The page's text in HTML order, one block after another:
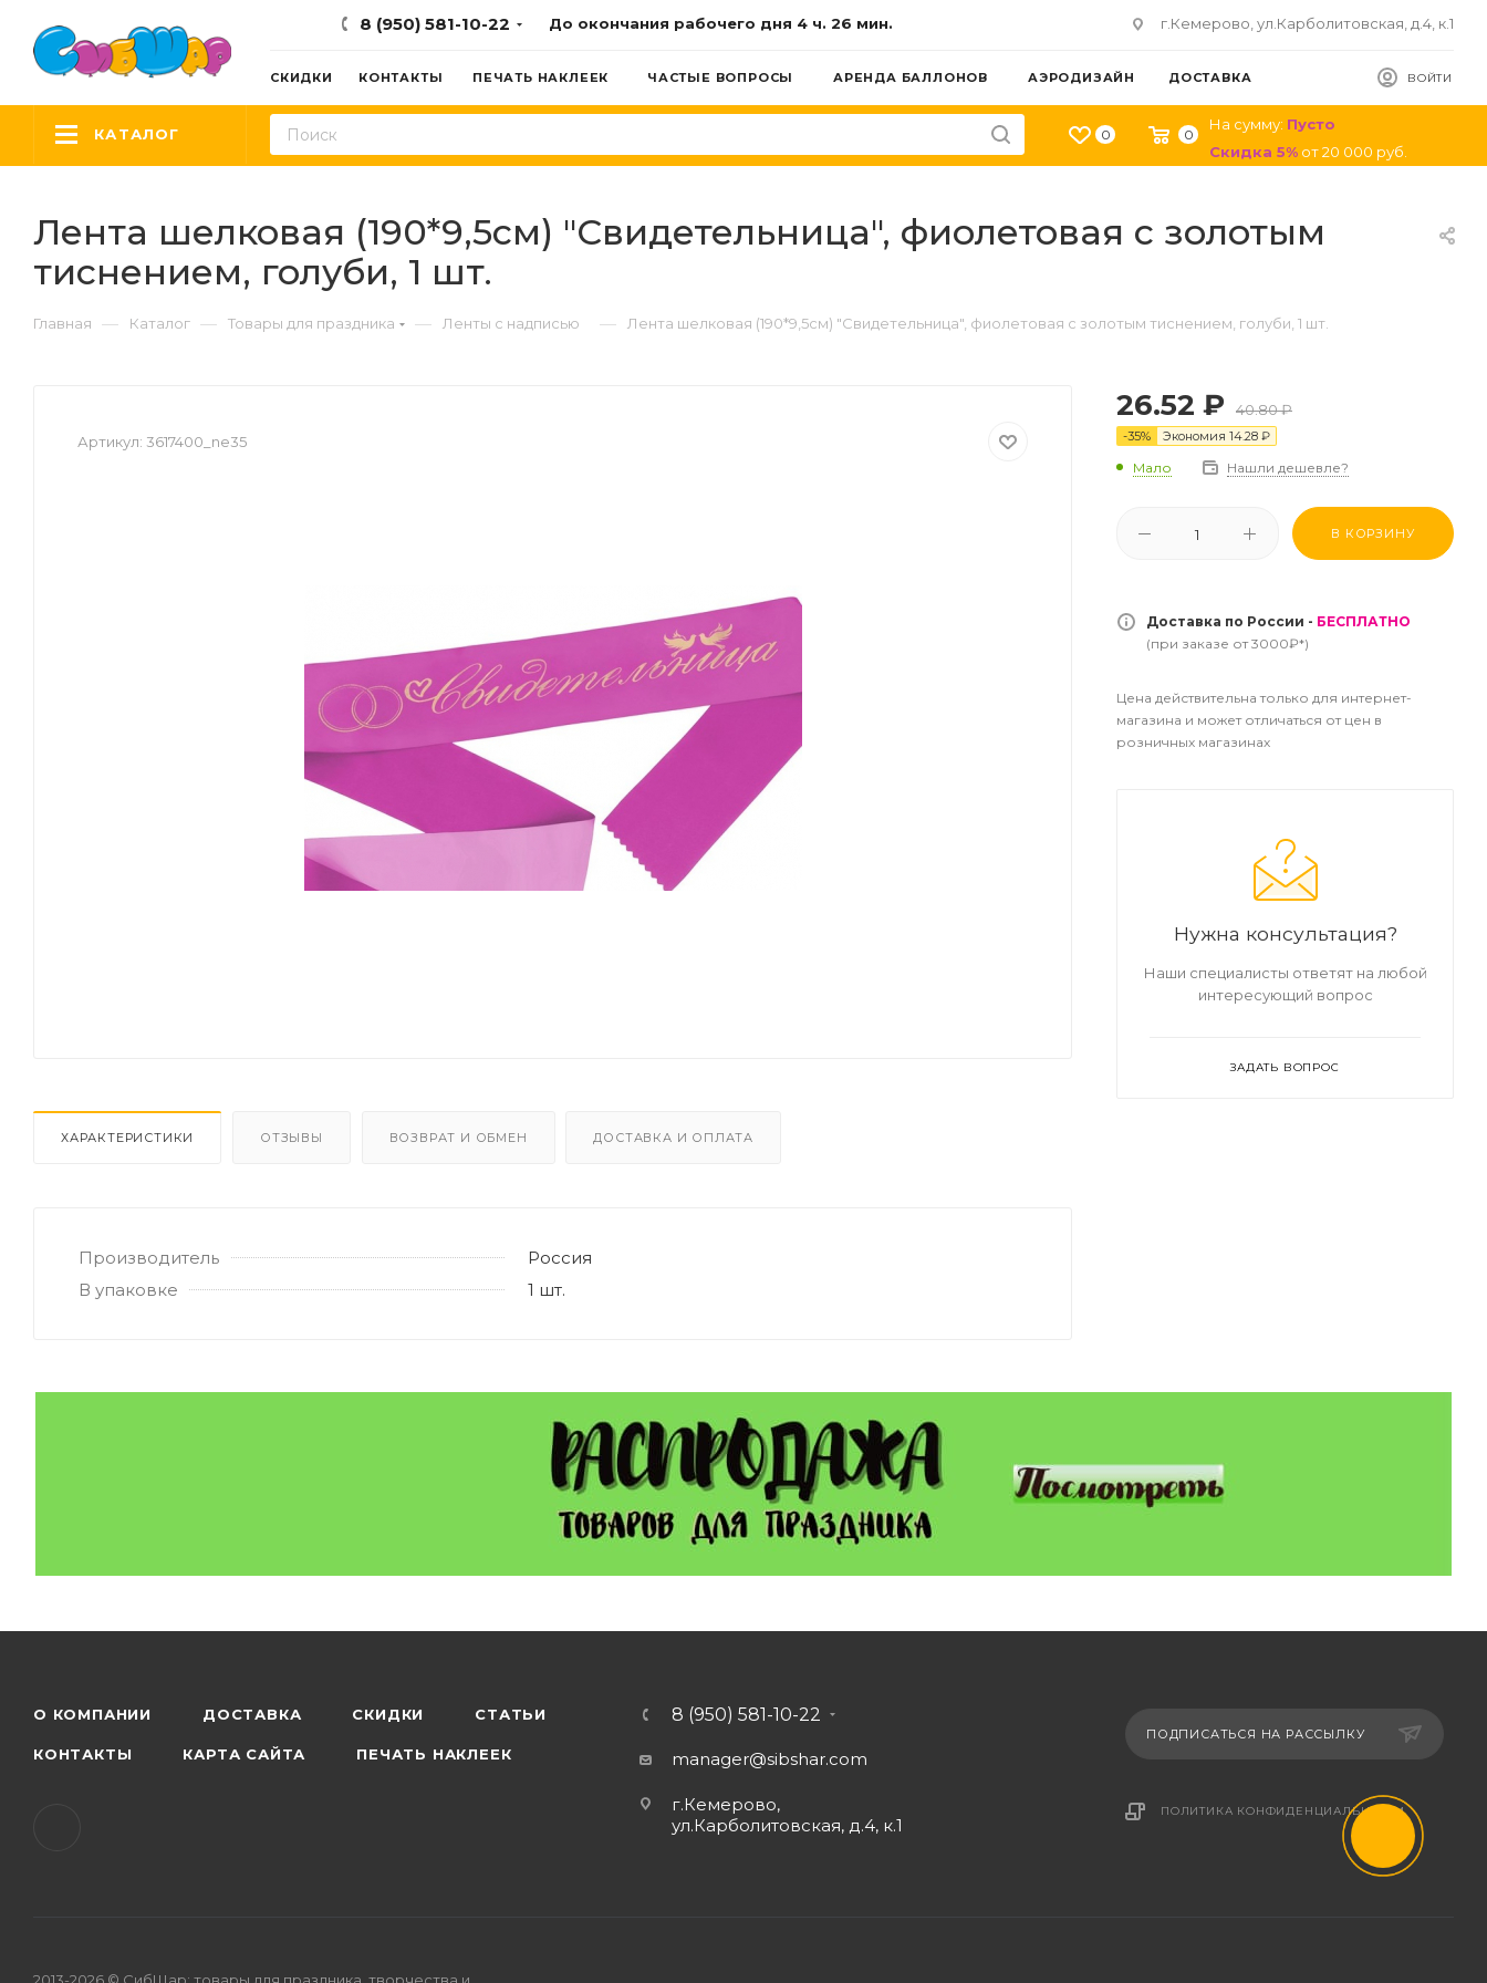
8 (950) 581-10-22 До окончания рабочего дня 4 ч. 26 мин. г.Кемерово, ул.Карболитовская, д.4, к.1
ВОЙТИ
СКИДКИ КОНТАКТЫ ПЕЧАТЬ НАКЛЕЕК ЧАСТЫЕ ВОПРОСЫ АРЕНДА БАЛЛОНОВ АЭРОДИЗАЙН ДОСТАВКА
0 0
На сумму: Пусто
Скидка 5% от20 000 руб.
КАТАЛОГ
Лента шелковая (190*9,5см) "Свидетельница", фиолетовая с золотым
тиснением, голуби, 1 шт.
Главная — Каталог — Товары для праздника — Ленты с надписью — Лента шелковая (190*9,5см) "Свидетельница", фиолетовая с золотым тиснением, голуби, 1 шт.
Артикул: 3617400_ne35
ХАРАКТЕРИСТИКИ ОТЗЫВЫ ВОЗВРАТ И ОБМЕН ДОСТАВКА И ОПЛАТА
Производитель
Россия
В упаковке
1 шт.
26.52 ₽ 40.80₽
-35% Экономия 14.28 ₽
Мало Нашли дешевле?
В КОРЗИНУ
Доставка по России - БЕСПЛАТНО
(при заказе от 3000₽*)
Цена действительна только для интернет-
магазина и может отличаться от цен в
розничных магазинах
Нужна консультация?
Наши специалисты ответят на любой
интересующий вопрос
ЗАДАТЬ ВОПРОС
О КОМПАНИИ ДОСТАВКА СКИДКИ СТАТЬИ
КОНТАКТЫ КАРТА САЙТА ПЕЧАТЬ НАКЛЕЕК
8 (950) 581-10-22
manager@sibshar.com
г.Кемерово,
ул.Карболитовская, д.4, к.1
ПОДПИСАТЬСЯ НА РАССЫЛКУ
ПОЛИТИКА КОНФИДЕНЦИАЛЬНОСТИ